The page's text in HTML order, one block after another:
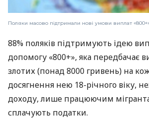
Поляки масово підтримали нові умови виплат
88% поляків підтримують ідею
допомогу «800+», яка передбачає
злотих (понад 8000 гривень) на
досягнення нею 18-річного віку,
доходу, лише працюючим
сплачують податки.